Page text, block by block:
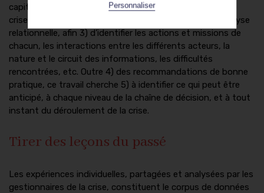
capitaliser l’expérience et le vécu des gestionnaires de la
crise et de la reconstruction, et 2) à procéder à une analyse
relationnelle, afin 3) d’identifier les actions et missions de
chacun, les interactions entre les différents acteurs, la
nature et le circuit des informations, les difficultés
rencontrées, etc. Outre 4) des recommandations de bonne
pratique, ce travail cherche 5) à identifier ce qui peut être
anticipé, à chaque niveau de la chaîne de décision, et à tout
instant du déroulement de la crise.
Tirer des leçons du passé
Les expériences individuelles, partagées et analysées par les
gestionnaires de la crise, constituent le corpus de données
Personnaliser